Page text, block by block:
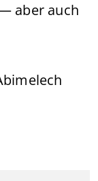
aber auch